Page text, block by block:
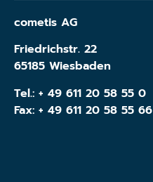
cometis AG
Friedrichstr. 22
65185 Wiesbaden
Tel.: + 49 611 20 58 55 0
Fax: + 49 611 20 58 55 66